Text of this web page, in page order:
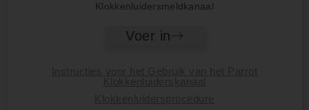
Klokkenluidersmeldkanaal
Voer in